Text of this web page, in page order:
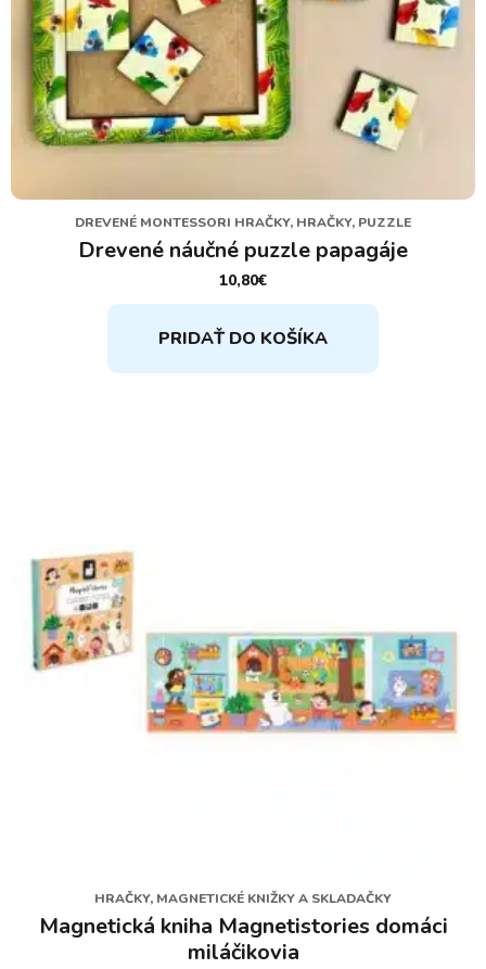
DREVENÉ MONTESSORI HRAČKY, HRAČKY, PUZZLE
Drevené náučné puzzle papagáje
10,80€
PRIDAŤ DO KOŠÍKA
HRAČKY, MAGNETICKÉ KNIŽKY A SKLADAČKY
Magnetická kniha Magnetistories domáci
miláčikovia